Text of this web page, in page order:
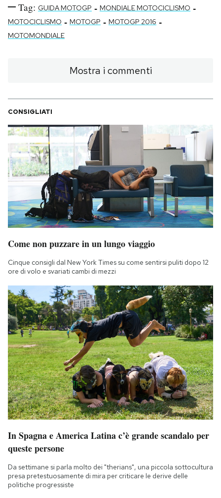
Tag: GUIDA MOTOGP - MONDIALE MOTOCICLISMO -
MOTOCICLISMO - MOTOGP - MOTOGP 2016 -
MOTOMONDIALE
Mostra i commenti
CONSIGLIATI
Come non puzzare in un lungo viaggio
Cinque consigli dal New York Times su come sentirsi puliti dopo 12
ore di volo e svariati cambi di mezzi
In Spagna e America Latina c’è grande scandalo per
queste persone
Da settimane si parla molto dei "therians", una piccola sottocultura
presa pretestuosamente di mira per criticare le derive delle
politiche progressiste